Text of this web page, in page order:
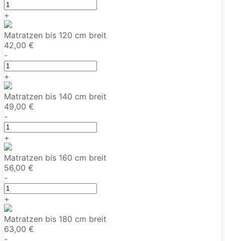
+
Matratzen bis 120 cm breit
42,00 €
-
+
Matratzen bis 140 cm breit
49,00 €
-
+
Matratzen bis 160 cm breit
56,00 €
-
+
Matratzen bis 180 cm breit
63,00 €